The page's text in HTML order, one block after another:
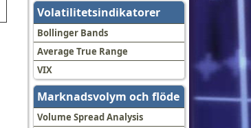
Volatilitetsindikatorer
Bollinger Bands
Average True Range
VIX
Marknadsvolym och flöde
Volume Spread Analysis